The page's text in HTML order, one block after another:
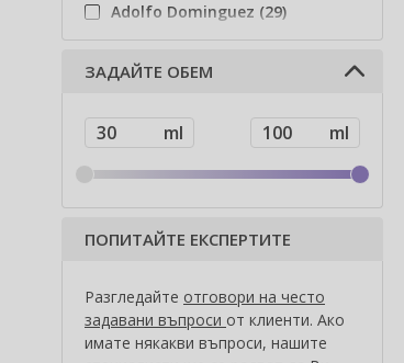
Adolfo Dominguez (29)
Adyan (81)
Affinage (1)
Agent Provocateur (13)
Ahava (49)
Aigner (42)
Ajmal (85)
Al Haramain (202)
Alberta Ferretti (1)
Alcina (156)
Alexander McQueen (2)
ЗАДАЙТЕ ОБЕМ
ПОПИТАЙТЕ ЕКСПЕРТИТЕ
Разгледайте отговори на често
задавани въпроси от клиенти. Ако
имате някакви въпроси, нашите